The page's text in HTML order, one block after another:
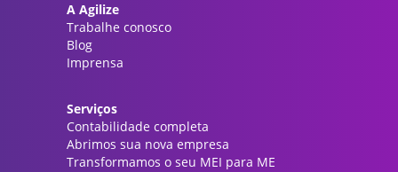
A Agilize
Trabalhe conosco
Blog
Imprensa
Serviços
Contabilidade completa
Abrimos sua nova empresa
Transformamos o seu MEI para ME